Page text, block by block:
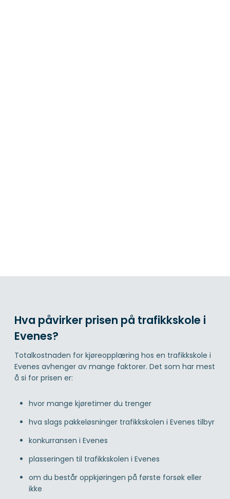
Hva påvirker prisen på trafikkskole i
Evenes?
Totalkostnaden for kjøreopplæring hos en trafikkskole i
Evenes avhenger av mange faktorer. Det som har mest
å si for prisen er:
hvor mange kjøretimer du trenger
hva slags pakkeløsninger trafikkskolen i Evenes tilbyr
konkurransen i Evenes
plasseringen til trafikkskolen i Evenes
om du består oppkjøringen på første forsøk eller
ikke